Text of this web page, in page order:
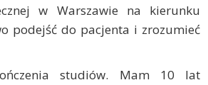
w Warszawie na kierunku
podejść do pacjenta i zrozumieć
studiów. Mam 10 lat